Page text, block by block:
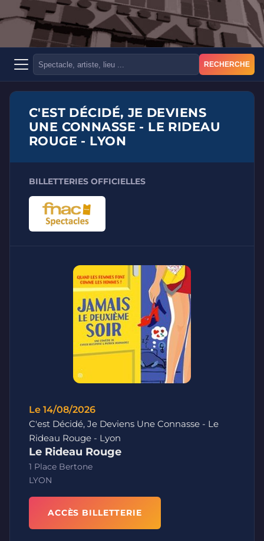
RECHERCHE
C'EST DÉCIDÉ, JE DEVIENS
UNE CONNASSE - LE RIDEAU
ROUGE - LYON
BILLETTERIES OFFICIELLES
Le 14/08/2026
C'est Décidé, Je Deviens Une Connasse - Le
Rideau Rouge - Lyon
Le Rideau Rouge
1 Place Bertone
LYON
ACCÈS BILLETTERIE